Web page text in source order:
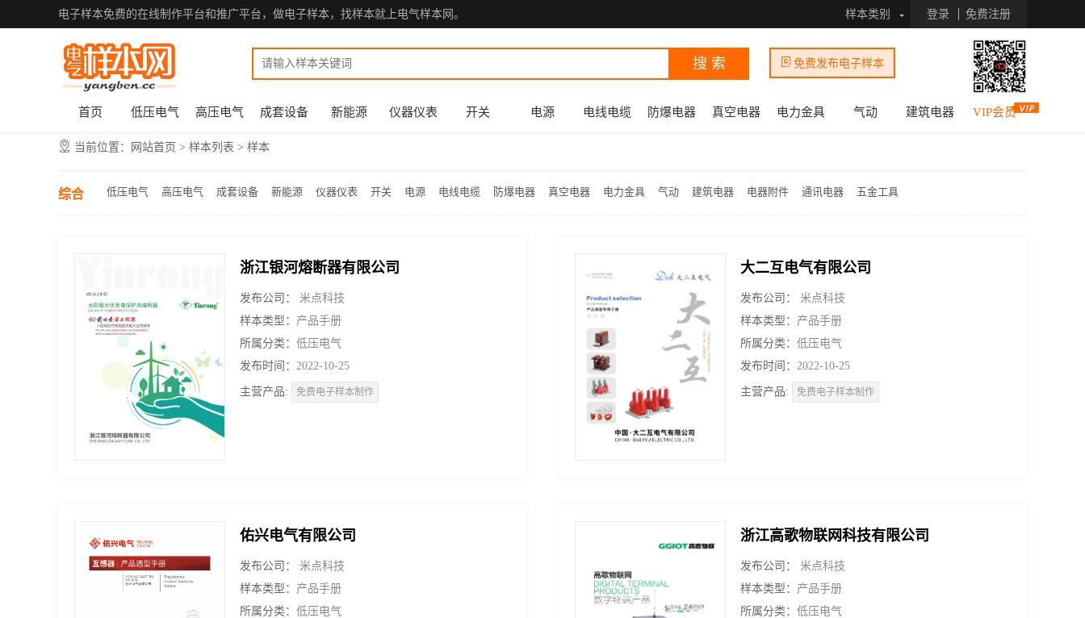
电子样本免费的在线制作平台和推广平台，做电子样本，找样本就上电气样本网。 样本类别 登录 免费注册
搜 索 免费发布电子样本
首页 低压电气 高压电气 成套设备 新能源 仪器仪表 开关 电源 电线电缆 防爆电器 真空电器 电力金具 气动 建筑电器 VIP会员
当前位置： 网站首页 > 样本列表 > 样本
综合 低压电气 高压电气 成套设备 新能源 仪器仪表 开关 电源 电线电缆 防爆电器 真空电器 电力金具 气动 建筑电器 电器附件 通讯电器 五金工具
浙江银河熔断器有限公司
发布公司： 米点科技
样本类型： 产品手册
所属分类： 低压电气
发布时间： 2022-10-25
主营产品: 免费电子样本制作
大二互电气有限公司
发布公司： 米点科技
样本类型： 产品手册
所属分类： 低压电气
发布时间： 2022-10-25
主营产品: 免费电子样本制作
佑兴电气有限公司
发布公司： 米点科技
样本类型： 产品手册
所属分类： 低压电气
浙江高歌物联网科技有限公司
发布公司： 米点科技
样本类型： 产品手册
所属分类： 低压电气